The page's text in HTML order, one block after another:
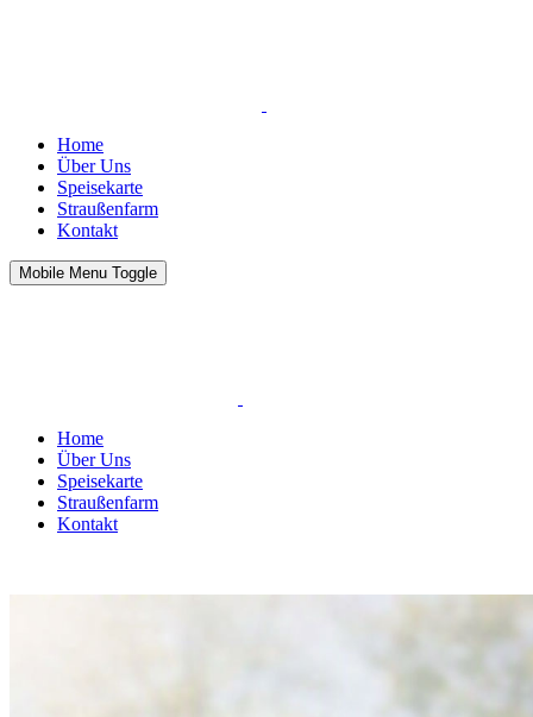
Home
Über Uns
Speisekarte
Straußenfarm
Kontakt
Mobile Menu Toggle
Home
Über Uns
Speisekarte
Straußenfarm
Kontakt